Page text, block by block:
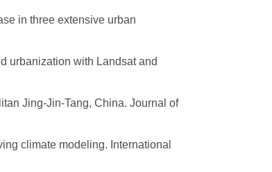
in three extensive urban
urbanization with Landsat and
Jing-Jin-Tang, China. Journal of
climate modeling. International